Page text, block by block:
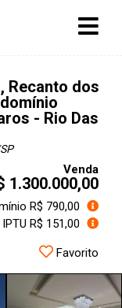
Recanto dos
- Rio Das
Venda
1.300.000,00
R$ 790,00
R$ 151,00
Favorito